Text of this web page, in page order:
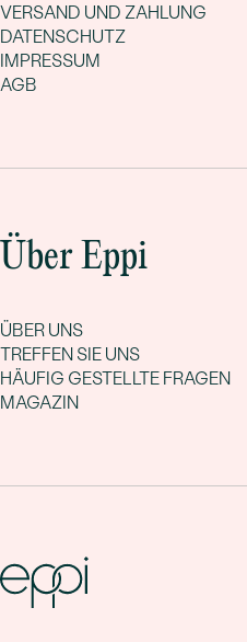
VERSAND UND ZAHLUNG
DATENSCHUTZ
IMPRESSUM
AGB
Über Eppi
ÜBER UNS
TREFFEN SIE UNS
HÄUFIG GESTELLTE FRAGEN
MAGAZIN